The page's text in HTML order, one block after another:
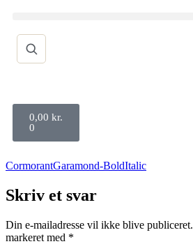
0,00 kr.
0
CormorantGaramond-BoldItalic
Skriv et svar
Din e-mailadresse vil ikke blive publiceret.
markeret med *